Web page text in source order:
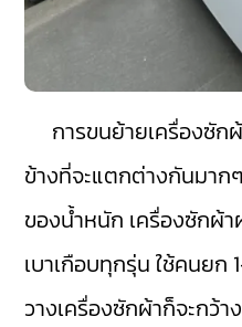
การขนย้ายเครื่องซัก
ข้างที่จะแตกต่างกันมาก
ของน้ำหนัก เครื่องซักผ้
เบาเกือบทุกรุ่น ใช้คนยก
วางเครื่องซักผ้าก็จะกว้า